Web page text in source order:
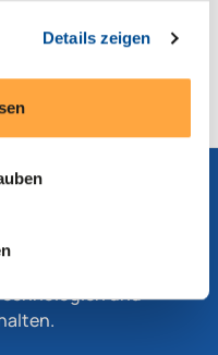
Details zeigen
und